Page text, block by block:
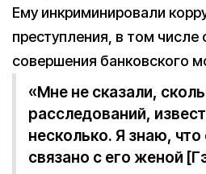
Ему инкриминировали
преступления, в том числе
совершения банковского
«Мне не сказали,
расследований,
несколько. Я знаю, что
связано с его женой